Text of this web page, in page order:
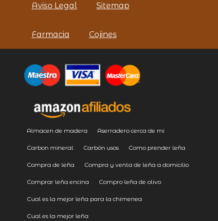
Aviso Legal Sitemap
Farmacia Cojines
Almacen de madera Aserradero cerca de mi
Carbon mineral Carbón usos Como prender leña
Compra de leña Compra y venta de leña a domicilio
Comprar leña encina Compro leña de olivo
Cual es la mejor leña para la chimenea
Cual es la mejor leña